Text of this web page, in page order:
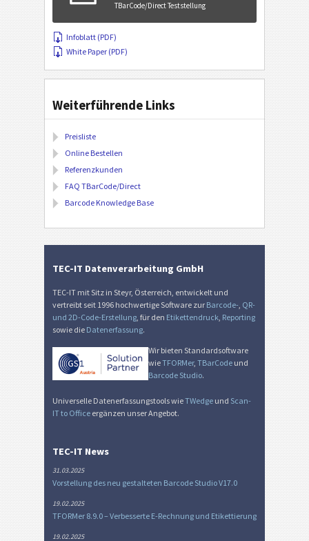
TBarCode/Direct Teststellung
Infoblatt (PDF)
White Paper (PDF)
Weiterführende Links
Preisliste
Online Bestellen
Referenzkunden
FAQ TBarCode/Direct
Barcode Knowledge Base
TEC-IT Datenverarbeitung GmbH
TEC-IT mit Sitz in Steyr, Österreich, entwickelt und
vertreibt seit 1996 hochwertige Software zur Barcode-, QR-
und 2D-Code-Erstellung, für den Etikettendruck, Reporting
sowie die Datenerfassung.
Wir bieten Standardsoftware
wieTFORMer,TBarCode und
Barcode Studio.
Universelle Datenerfassungstools wieTWedge und Scan-
IT to Office ergänzen unser Angebot.
TEC-IT News
31.03.2025
Vorstellung des neu gestalteten Barcode Studio V17.0
19.02.2025
TFORMer 8.9.0 – Verbesserte E-Rechnung und Etikettierung
19.02.2025